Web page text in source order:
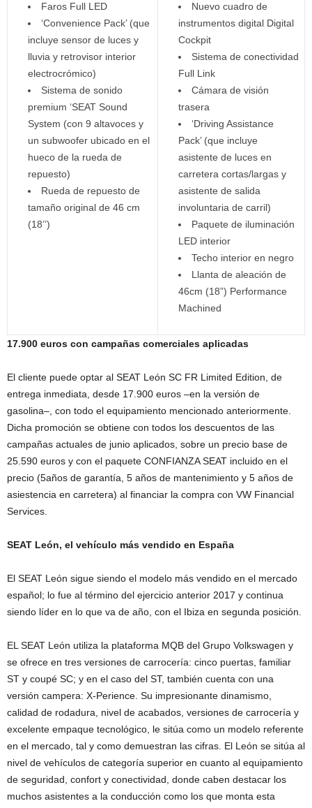
Faros Full LED
‘Convenience Pack’ (que
incluye sensor de luces y
lluvia y retrovisor interior
electrocrómico)
Sistema de sonido
premium ‘SEAT Sound
System (con 9 altavoces y
un subwoofer ubicado en el
hueco de la rueda de
repuesto)
Rueda de repuesto de
tamaño original de 46 cm
(18’’)
Nuevo cuadro de
instrumentos digital Digital
Cockpit
Sistema de conectividad
Full Link
Cámara de visión
trasera
‘Driving Assistance
Pack’ (que incluye
asistente de luces en
carretera cortas/largas y
asistente de salida
involuntaria de carril)
Paquete de iluminación
LED interior
Techo interior en negro
Llanta de aleación de
46cm (18”) Performance
Machined
17.900 euros con campañas comerciales aplicadas
El cliente puede optar al SEAT León SC FR Limited Edition, de
entrega inmediata, desde 17.900 euros –en la versión de
gasolina–, con todo el equipamiento mencionado anteriormente.
Dicha promoción se obtiene con todos los descuentos de las
campañas actuales de junio aplicados, sobre un precio base de
25.590 euros y con el paquete CONFIANZA SEAT incluido en el
precio (5años de garantía, 5 años de mantenimiento y 5 años de
asiestencia en carretera) al financiar la compra con VW Financial
Services.
SEAT León, el vehículo más vendido en España
El SEAT León sigue siendo el modelo más vendido en el mercado
español; lo fue al término del ejercicio anterior 2017 y continua
siendo líder en lo que va de año, con el Ibiza en segunda posición.
EL SEAT León utiliza la plataforma MQB del Grupo Volkswagen y
se ofrece en tres versiones de carrocería: cinco puertas, familiar
ST y coupé SC; y en el caso del ST, también cuenta con una
versión campera: X-Perience. Su impresionante dinamismo,
calidad de rodadura, nivel de acabados, versiones de carrocería y
excelente empaque tecnológico, le sitúa como un modelo referente
en el mercado, tal y como demuestran las cifras. El León se sitúa al
nivel de vehículos de categoría superior en cuanto al equipamiento
de seguridad, confort y conectividad, donde caben destacar los
muchos asistentes a la conducción como los que monta esta